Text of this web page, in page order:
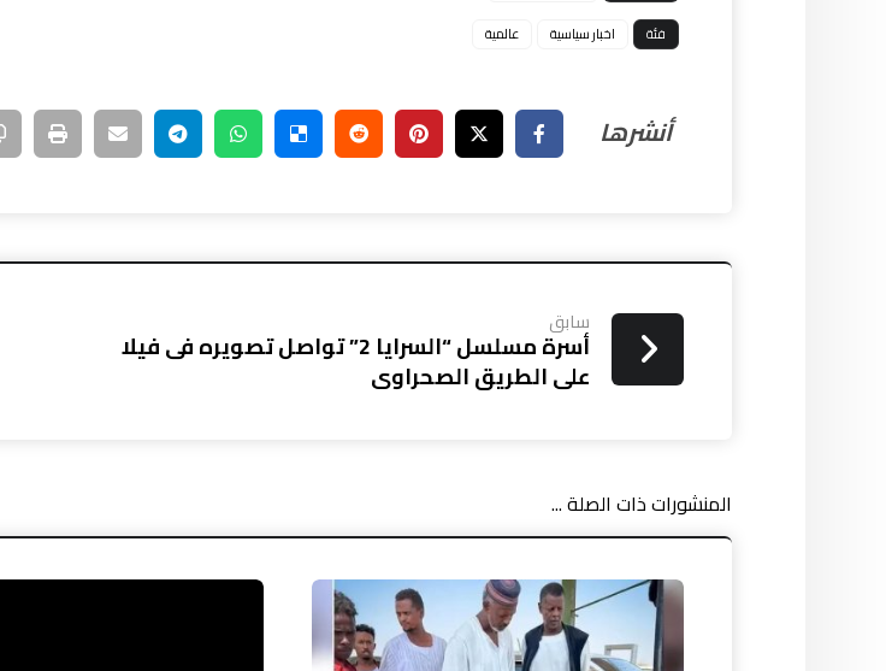
فئة
اخبار سياسية عالمية
سابق
أسرة مسلسل “السرايا 2” تواصل تصويره فى فيلا
على الطريق الصحراوى
المنشورات ذات الصلة ...